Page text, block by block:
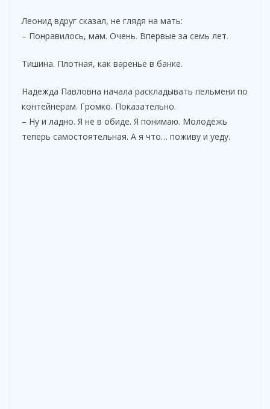
Леонид вдруг сказал, не глядя на мать:
– Понравилось, мам. Очень. Впервые за семь лет.
Тишина. Плотная, как варенье в банке.
Надежда Павловна начала раскладывать пельмени по
контейнерам. Громко. Показательно.
– Ну и ладно. Я не в обиде. Я понимаю. Молодёжь
теперь самостоятельная. А я что… поживу и уеду.